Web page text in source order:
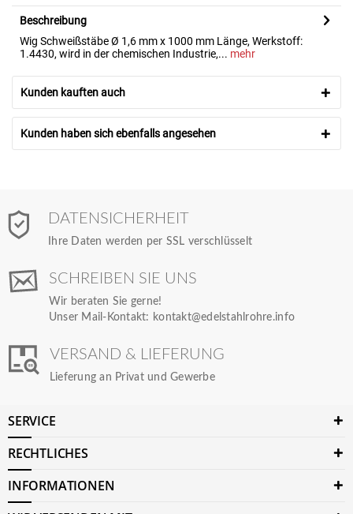
Beschreibung
Wig Schweißstäbe Ø 1,6 mm x 1000 mm Länge, Werkstoff:
1.4430, wird in der chemischen Industrie,... mehr
Kunden kauften auch
Kunden haben sich ebenfalls angesehen
DATENSICHERHEIT
Ihre Daten werden per SSL verschlüsselt
SCHREIBEN SIE UNS
Wir beraten Sie gerne!
Unser Mail-Kontakt: kontakt@edelstahlrohre.info
VERSAND & LIEFERUNG
Lieferung an Privat und Gewerbe
SERVICE
RECHTLICHES
INFORMATIONEN